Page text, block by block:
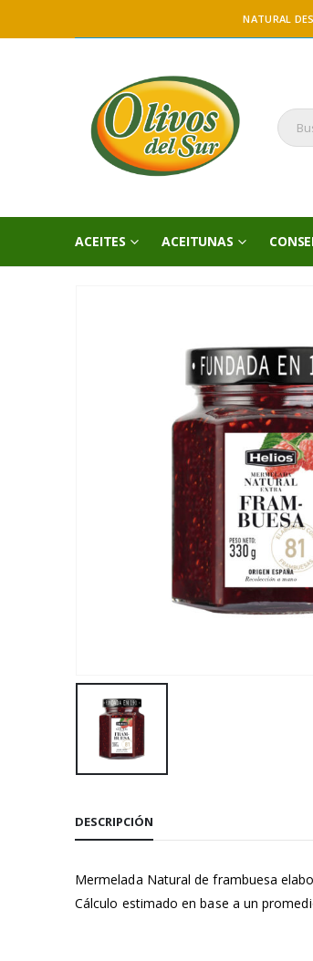
NATURAL
ACEITES ACEITUNAS
DESCRIPCIÓN
Mermelada Natural de frambuesa
Cálculo estimado en base a un